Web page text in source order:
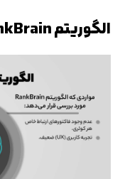
الگوریتم